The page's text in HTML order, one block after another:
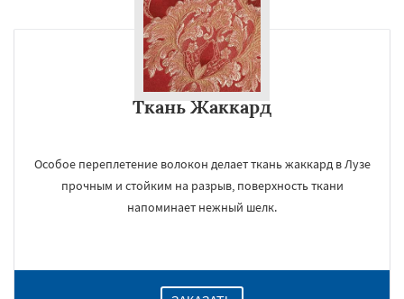
Ткань Жаккард
Особое переплетение волокон делает ткань жаккард в Лузе
прочным и стойким на разрыв, поверхность ткани
напоминает нежный шелк.